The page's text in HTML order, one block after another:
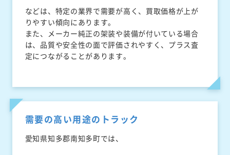
などは、特定の業界で需要が高く、買取価格が上が
りやすい傾向にあります。
また、メーカー純正の架装や装備が付いている場合
は、品質や安全性の面で評価されやすく、プラス査
定につながることがあります。
需要の高い用途のトラック
愛知県知多郡南知多町では、